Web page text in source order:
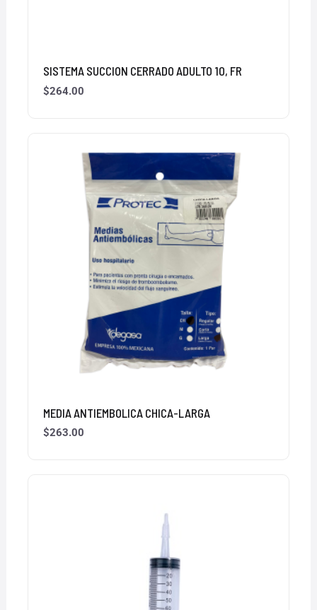
SISTEMA SUCCION CERRADO ADULTO 10, FR
$264.00
MEDIA ANTIEMBOLICA CHICA-LARGA
$263.00